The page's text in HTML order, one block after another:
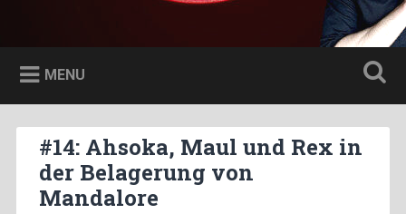
MENU
#14: Ahsoka, Maul und Rex in
der Belagerung von
Mandalore